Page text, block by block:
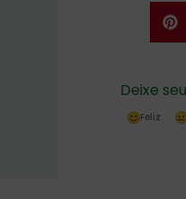
Deixe
Feliz